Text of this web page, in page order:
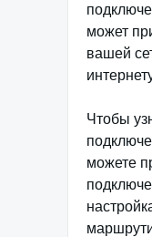
может
вашей
Чтобы
можете